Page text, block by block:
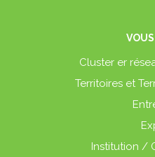
Cluster er
Territoires et
Institution /